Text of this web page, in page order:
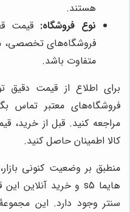
هستند.
نوع فروشگاه: قیمت
فروشگاه‌های تخصصی،
متفاوت باشد.
فروشگاه‌های معتبر تماس
مراجعه کنید. قبل از خرید،
کالا اطمینان حاصل کنید.
منطبق بر وضعیت کنونی
هايما s5 و خرید آنلاین این
سنتر وجود دارد. این